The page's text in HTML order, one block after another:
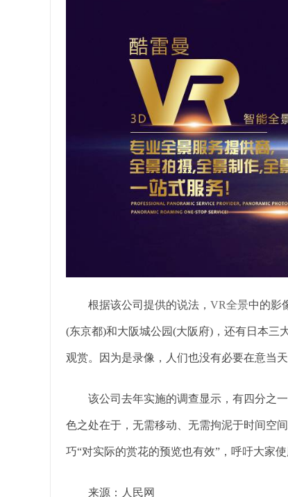
根据该公司提供的说法， VR全景中的影
(东京都)和大阪城公园(大阪府)，还有日本三
观赏。因为是录像，人们也没有必要在意当天
该公司去年实施的调查显示，有四分之一
色之处在于，无需移动、无需拘泥于时间空
巧“对实际的赏花的预览也有效”，呼吁大家使
来源：人民网